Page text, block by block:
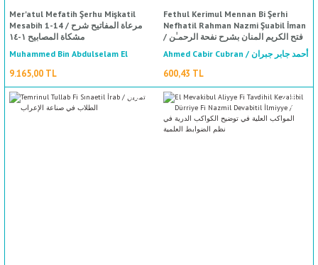
Mer'atul Mefatih Şerhu Mişkatil
Mesabih 1-14 / مرعاة المفاتيح شرح
مشكاة المصابيح ١-١٤
Muhammed Bin Abdulselam El
Mubarekfuri / محمد بن عبد السلام
المباركفوري
9.165,00 TL
Fethul Kerimul Mennan Bi Şerhi
Nefhatil Rahman Nazmi Şuabil İman
/ فتح الكريم المنان بشرح نفحة الرحمـٰن
Ahmed Cabir Cubran / أحمد جابر جبران
600,43 TL